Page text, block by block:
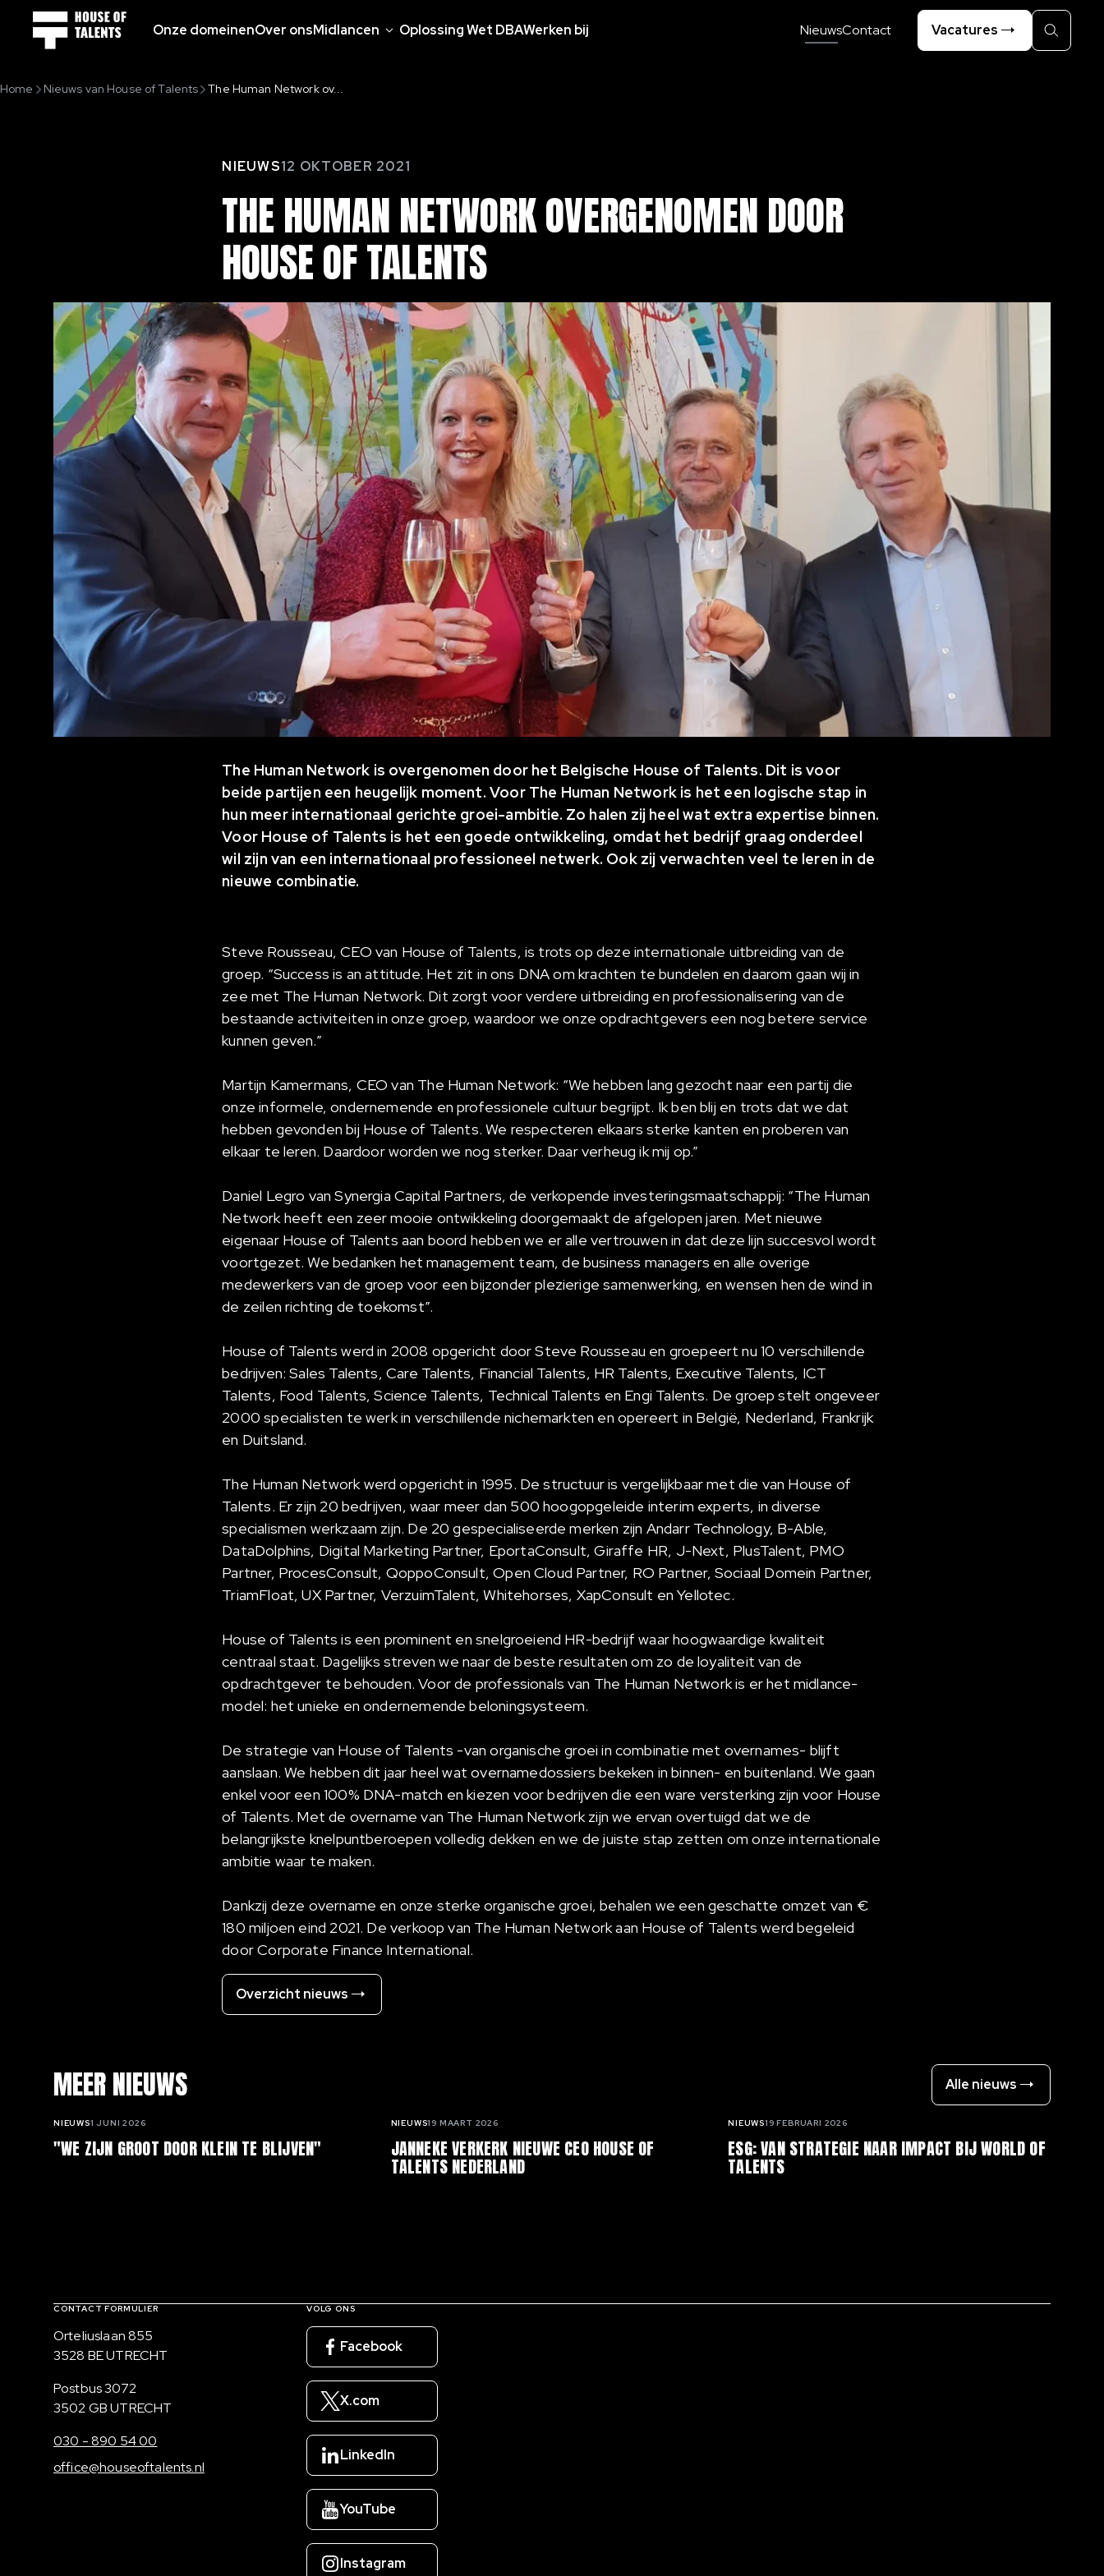
Vacatures
Zoeken
Onze domeinenOver onsMidlancen Oplossing Wet DBAWerken bij NieuwsContact
Home Nieuws van House of Talents The Human Network ov...
THEHUMANNETWORKOVERGENOMENDOOR
HOUSEOFTALENTS
NIEUWS12 OKTOBER 2021
The Human Network is overgenomen door het Belgische House of Talents. Dit is voor
beide partijen een heugelijk moment. Voor The Human Network is het een logische stap in
hun meer internationaal gerichte groei-ambitie. Zo halen zij heel wat extra expertise binnen.
Voor House of Talents is het een goede ontwikkeling, omdat het bedrijf graag onderdeel
wil zijn van een internationaal professioneel netwerk. Ook zij verwachten veel te leren in de
nieuwe combinatie.
Steve Rousseau, CEO van House of Talents, is trots op deze internationale uitbreiding van de
groep. “Success is an attitude. Het zit in ons DNA om krachten te bundelen en daarom gaan wij in
zee met The Human Network. Dit zorgt voor verdere uitbreiding en professionalisering van de
bestaande activiteiten in onze groep, waardoor we onze opdrachtgevers een nog betere service
kunnen geven.”
Martijn Kamermans, CEO van The Human Network: “We hebben lang gezocht naar een partij die
onze informele, ondernemende en professionele cultuur begrijpt. Ik ben blij en trots dat we dat
hebben gevonden bij House of Talents. We respecteren elkaars sterke kanten en proberen van
elkaar te leren. Daardoor worden we nog sterker. Daar verheug ik mij op.”
Daniel Legro van Synergia Capital Partners, de verkopende investeringsmaatschappij: “The Human
Network heeft een zeer mooie ontwikkeling doorgemaakt de afgelopen jaren. Met nieuwe
eigenaar House of Talents aan boord hebben we er alle vertrouwen in dat deze lijn succesvol wordt
voortgezet. We bedanken het management team, de business managers en alle overige
medewerkers van de groep voor een bijzonder plezierige samenwerking, en wensen hen de wind in
de zeilen richting de toekomst”.
House of Talents werd in 2008 opgericht door Steve Rousseau en groepeert nu 10 verschillende
bedrijven: Sales Talents, Care Talents, Financial Talents, HR Talents, Executive Talents, ICT
Talents, Food Talents, Science Talents, Technical Talents en Engi Talents. De groep stelt ongeveer
2000 specialisten te werk in verschillende nichemarkten en opereert in België, Nederland, Frankrijk
en Duitsland.
The Human Network werd opgericht in 1995. De structuur is vergelijkbaar met die van House of
Talents. Er zijn 20 bedrijven, waar meer dan 500 hoogopgeleide interim experts, in diverse
specialismen werkzaam zijn. De 20 gespecialiseerde merken zijn Andarr Technology, B-Able,
DataDolphins, Digital Marketing Partner, EportaConsult, Giraffe HR, J-Next, PlusTalent, PMO
Partner, ProcesConsult, QoppoConsult, Open Cloud Partner, RO Partner, Sociaal Domein Partner,
TriamFloat, UX Partner, VerzuimTalent, Whitehorses, XapConsult en Yellotec.
House of Talents is een prominent en snelgroeiend HR-bedrijf waar hoogwaardige kwaliteit
centraal staat. Dagelijks streven we naar de beste resultaten om zo de loyaliteit van de
opdrachtgever te behouden. Voor de professionals van The Human Network is er het midlance-
model: het unieke en ondernemende beloningsysteem.
De strategie van House of Talents -van organische groei in combinatie met overnames- blijft
aanslaan. We hebben dit jaar heel wat overnamedossiers bekeken in binnen- en buitenland. We gaan
enkel voor een 100% DNA-match en kiezen voor bedrijven die een ware versterking zijn voor House
of Talents. Met de overname van The Human Network zijn we ervan overtuigd dat we de
belangrijkste knelpuntberoepen volledig dekken en we de juiste stap zetten om onze internationale
ambitie waar te maken.
Dankzij deze overname en onze sterke organische groei, behalen we een geschatte omzet van €
180 miljoen eind 2021. De verkoop van The Human Network aan House of Talents werd begeleid
door Corporate Finance International.
Overzicht nieuws
MEER NIEUWS Alle nieuws
"WE ZIJN GROOT DOOR KLEIN TE BLIJVEN"
NIEUWS1 JUNI 2026
JANNEKE VERKERK NIEUWE CEO HOUSE OF
TALENTS NEDERLAND
NIEUWS19 MAART 2026
ESG: VAN STRATEGIE NAAR IMPACT BIJ WORLD OF
TALENTS
NIEUWS19 FEBRUARI 2026
Contact, verdere links en colofon
CONTACT FORMULIER
Bezoekadres
Orteliuslaan 855
3528 BE UTRECHT
Postadres
Postbus 3072
3502 GB UTRECHT
030 - 890 54 00
office@houseoftalents.nl
VOLG ONS
Facebook
X.com
LinkedIn
YouTube
Instagram